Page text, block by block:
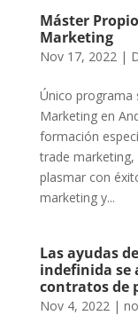
Máster
Marketing
Nov 17, 2022|
Único programa
Marketing en
formación
trade
plasmar con
marketing y...
Las ayudas
indefinida se
contratos de
Nov 4, 2022|